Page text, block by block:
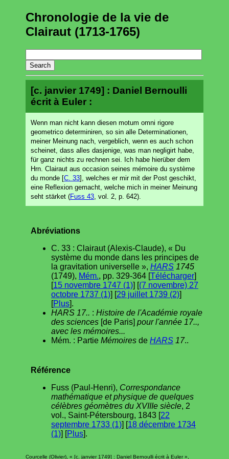
Chronologie de la vie de
Clairaut (1713-1765)
[c. janvier 1749] : Daniel Bernoulli
écrit à Euler :
Wenn man nicht kann diesen motum omni rigore
geometrico determiniren, so sin alle Determinationen,
meiner Meinung nach, vergeblich, wenn es auch schon
scheinet, dass alles dasjenige, was man negligirt habe,
für ganz nichts zu rechnen sei. Ich habe hierüber dem
Hrn. Clairaut aus occasion seines mémoire du système
du monde [C. 33], welches er mir mit der Post geschikt,
eine Reflexion gemacht, welche mich in meiner Meinung
seht stärket (Fuss 43 , vol. 2, p. 642).
Abréviations
C. 33 : Clairaut (Alexis-Claude), « Du
système du monde dans les principes de
la gravitation universelle », HARS 1745
(1749), Mém., pp. 329-364 [Télécharger]
[15 novembre 1747 (1)] [(7 novembre) 27
octobre 1737 (1)] [29 juillet 1739 (2)]
[Plus].
HARS 17.. : Histoire de l'Académie royale
des sciences [de Paris] pour l'année 17..,
avec les mémoires...
Mém. : Partie Mémoires de HARS 17..
Référence
Fuss (Paul-Henri), Correspondance
mathématique et physique de quelques
célèbres géomètres du XVIIIe siècle, 2
vol., Saint-Pétersbourg, 1843 [22
septembre 1733 (1)] [18 décembre 1734
(1)] [Plus].
Courcelle (Olivier), « [c. janvier 1749] : Daniel Bernoulli écrit à Euler »,